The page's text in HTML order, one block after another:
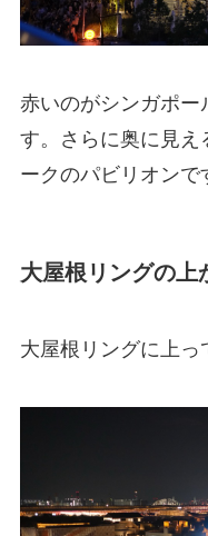
赤いのがシンガポ
す。さらに奥に見え
ークのパビリオンで
大屋根リングの上
大屋根リングに上っ